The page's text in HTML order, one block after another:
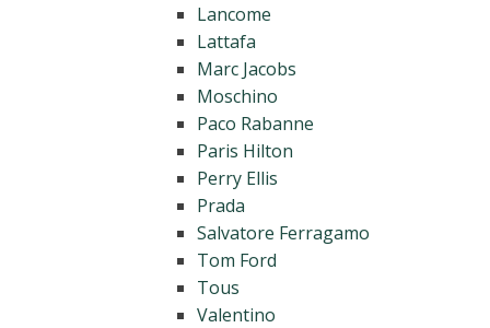
Lancome
Lattafa
Marc Jacobs
Moschino
Paco Rabanne
Paris Hilton
Perry Ellis
Prada
Salvatore Ferragamo
Tom Ford
Tous
Valentino